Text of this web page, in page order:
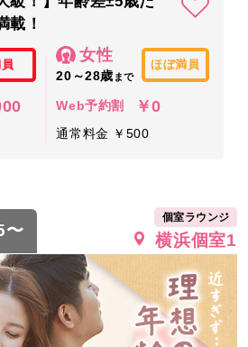
載！
女性
20～28歳 まで
ほぼ満員
Web予約割 ￥0
通常料金 ￥500
〜
個室ラウンジ
横浜個室1